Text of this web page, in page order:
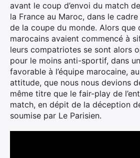
avant le coup d’envoi du match
la France au Maroc, dans le
de la coupe du monde. Alors que
marocains avaient commencé à
leurs compatriotes se sont alors
pour le moins anti-sportif, dans
favorable à l’équipe marocaine,
attitude, que nous nous devions
même titre que le fair-play de
match, en dépit de la déception
soumise par Le Parisien.